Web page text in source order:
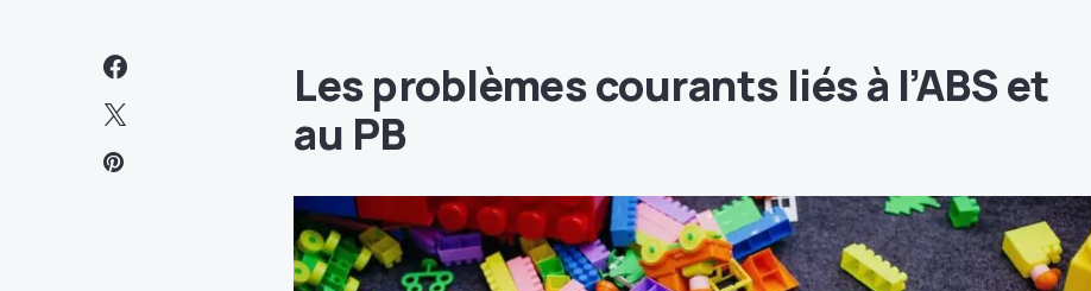
Les problèmes courants liés à l’ABS et
au PB